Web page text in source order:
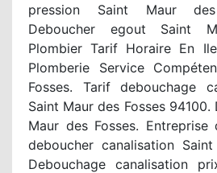
pression Saint Maur
Deboucher egout Saint
Plombier Tarif Horaire En
Plomberie Service
Fosses. Tarif debouchage
Saint Maur des Fosses
Maur des Fosses.
deboucher canalisation
Debouchage canalisation